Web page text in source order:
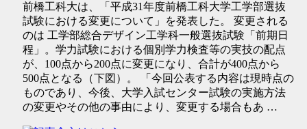
前橋工科大は、「平成31年度前橋工科大学工学部選抜
試験における変更について」を発表した。 変更される
のは 工学部総合デザイン工学科一般選抜試験「前期日
程」。学力試験における個別学力検査等の実技の配点
が、100点から200点に変更になり、合計が400点から
500点となる（下図）。 「今回公表する内容は現時点の
ものであり、今後、大学入試センター試験の実施方法
の変更やその他の事由により、変更する場合もあ …